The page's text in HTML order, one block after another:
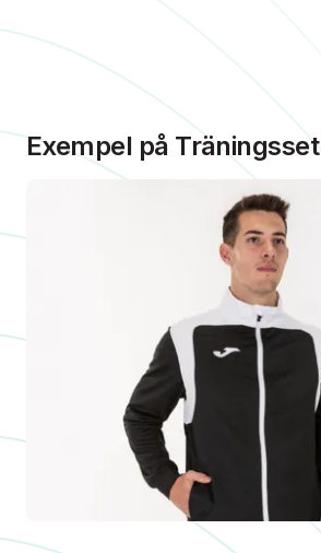
Exempel på Träningsset